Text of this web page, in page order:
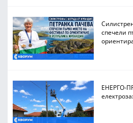
спечели
ЕНЕРГО-